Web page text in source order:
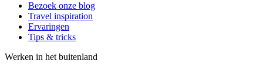
Bezoek onze blog
Travel inspiration
Ervaringen
Tips & tricks
Werken in het buitenland